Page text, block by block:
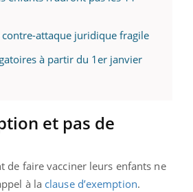
attaque juridique fragile
à partir du 1er janvier
et pas de
de faire vacciner leurs enfants ne
à la clause d’exemption.